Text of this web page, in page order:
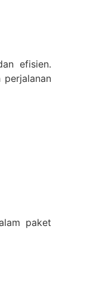
efisien.
perjalanan
paket